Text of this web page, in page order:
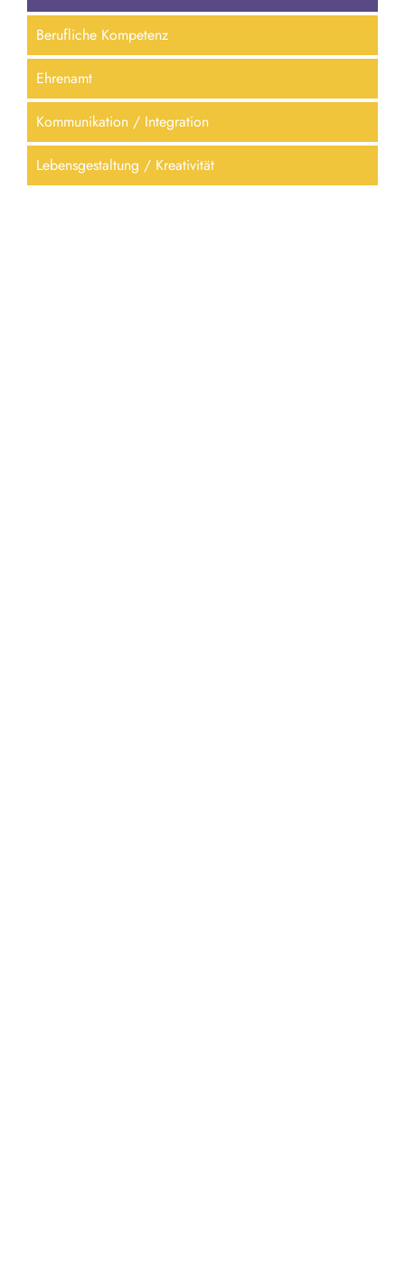
Berufliche Kompetenz
Ehrenamt
Kommunikation / Integration
Lebensgestaltung / Kreativität